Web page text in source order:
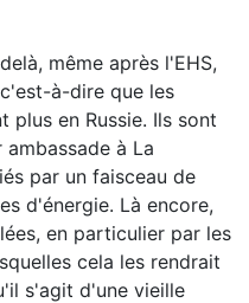
même après l'EHS,
à-dire que les
plus en Russie. Ils sont
à La
par un faisceau de
d'énergie. Là encore,
en particulier par les
cela les rendrait
s'agit d'une vieille